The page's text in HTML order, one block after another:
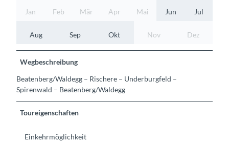
Jan Feb Mär Apr Mai Jun Jul
Aug Sep Okt Nov Dez
Wegbeschreibung
Beatenberg/Waldegg – Rischere – Underburgfeld –
Spirenwald – Beatenberg/Waldegg
Toureigenschaften
Einkehrmöglichkeit